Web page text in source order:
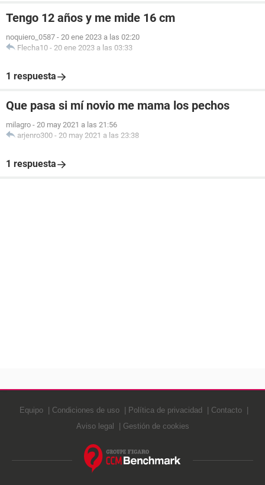
Tengo 12 años y me mide 16 cm
noquiero_0587 - 20 ene 2023 a las 02:20
Flecha10 - 20 ene 2023 a las 03:33
1 respuesta
Que pasa si mí novio me mama los pechos
milagro - 20 may 2021 a las 21:56
arjenro300 - 20 may 2021 a las 23:38
1 respuesta
Equipo Condiciones de uso Política de privacidad
Contacto
Aviso legal
Gestión de cookies